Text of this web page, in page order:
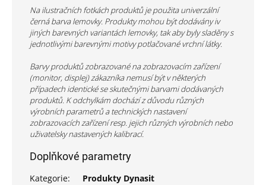
Na ilustračních fotkách produktů je použita univerzální
černá barva lemovky. Produkty mohou být dodávány iv
jiných barevných variantách lemovky, tak aby byly sladěny s
jednotlivými barevnými motivy potlačované vrchní látky.
Barvy produktů zobrazované na zobrazovacím zařízení
(monitor, displej) zákazníka nemusí být v některých
případech identické se skutečnými barvami dodávaných
produktů. K odchylkám dochází z důvodu různých
výrobních parametrů a technických nastavení
zobrazovacích zařízení resp. jejich různých výrobních nebo
uživatelsky nastavených kalibrací.
Doplňkové parametry
Kategorie:
Produkty Dynasit